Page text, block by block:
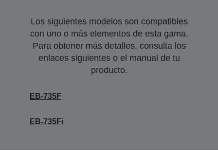
Los siguientes modelos son compatibles
con uno o más elementos de esta gama.
Para obtener más detalles, consulta los
enlaces siguientes o el manual de tu
producto.
EB-735F
EB-735Fi